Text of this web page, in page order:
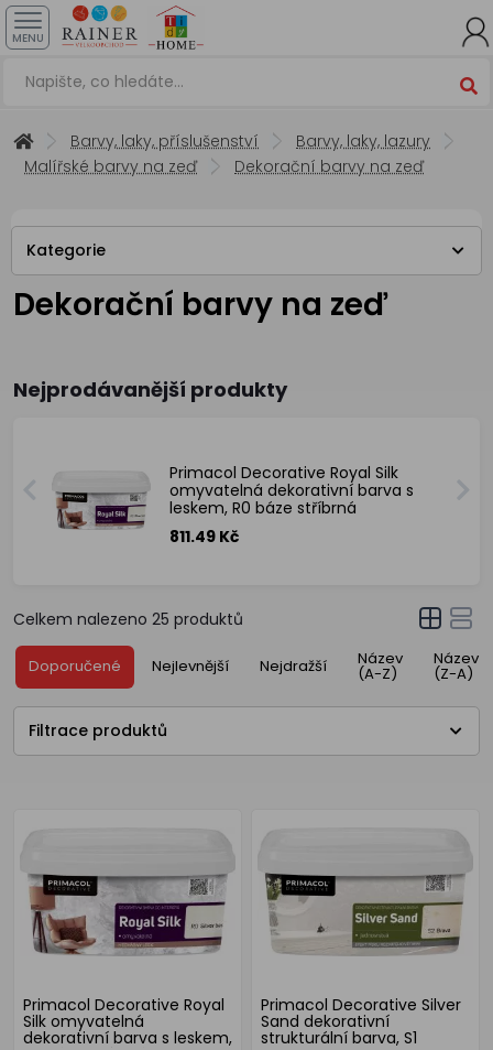
MENU
Barvy, laky, příslušenství
Barvy, laky, lazury
Malířské barvy na zeď
Dekorační barvy na zeď
Kategorie
Dekorační barvy na zeď
Nejprodávanější produkty
Primacol Decorative Royal Silk
omyvatelná dekorativní barva s
leskem, R0 báze stříbrná
811.49 Kč
Celkem nalezeno 25 produktů
Doporučené Nejlevnější Nejdražší Název
(A-Z)
Název
(Z-A)
Filtrace produktů
Primacol Decorative Royal
Silk omyvatelná
dekorativní barva s leskem,
Primacol Decorative Silver
Sand dekorativní
strukturální barva, S1